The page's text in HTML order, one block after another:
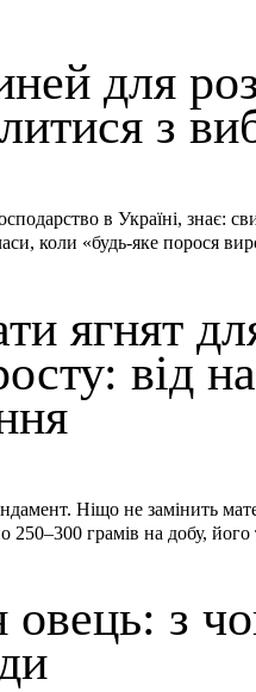
для
з
в Україні, знає:
коли «будь-яке порося
ягнят
від
Ніщо не замінить
грамів на добу, його
овець: з